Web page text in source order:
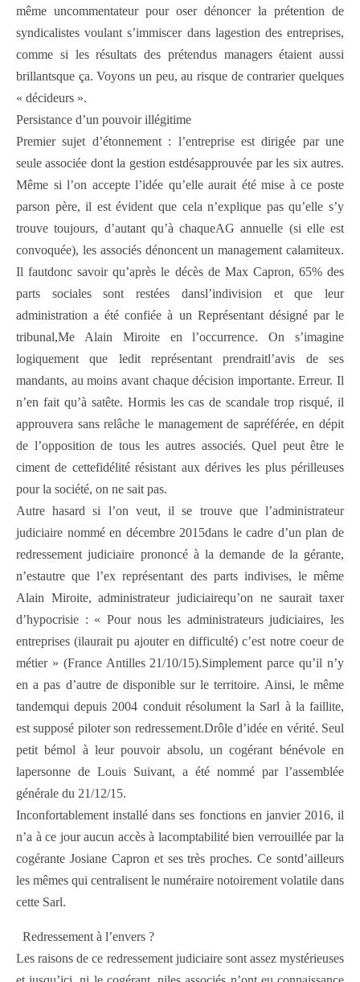
même uncommentateur pour oser dénoncer la prétention de
syndicalistes voulant s’immiscer dans lagestion des entreprises,
comme si les résultats des prétendus managers étaient aussi
brillantsque ça. Voyons un peu, au risque de contrarier quelques
« décideurs ».
Persistance d’un pouvoir illégitime
Premier sujet d’étonnement : l’entreprise est dirigée par une
seule associée dont la gestion estdésapprouvée par les six autres.
Même si l’on accepte l’idée qu’elle aurait été mise à ce poste
parson père, il est évident que cela n’explique pas qu’elle s’y
trouve toujours, d’autant qu’à chaqueAG annuelle (si elle est
convoquée), les associés dénoncent un management calamiteux.
Il fautdonc savoir qu’après le décès de Max Capron, 65% des
parts sociales sont restées dansl’indivision et que leur
administration a été confiée à un Représentant désigné par le
tribunal,Me Alain Miroite en l’occurrence. On s’imagine
logiquement que ledit représentant prendraitl’avis de ses
mandants, au moins avant chaque décision importante. Erreur. Il
n’en fait qu’à satête. Hormis les cas de scandale trop risqué, il
approuvera sans relâche le management de sapréférée, en dépit
de l’opposition de tous les autres associés. Quel peut être le
ciment de cettefidélité résistant aux dérives les plus périlleuses
pour la société, on ne sait pas.
Autre hasard si l’on veut, il se trouve que l’administrateur
judiciaire nommé en décembre 2015dans le cadre d’un plan de
redressement judiciaire prononcé à la demande de la gérante,
n’estautre que l’ex représentant des parts indivises, le même
Alain Miroite, administrateur judiciairequ’on ne saurait taxer
d’hypocrisie : « Pour nous les administrateurs judiciaires, les
entreprises (ilaurait pu ajouter en difficulté) c’est notre coeur de
métier » (France Antilles 21/10/15).Simplement parce qu’il n’y
en a pas d’autre de disponible sur le territoire. Ainsi, le même
tandemqui depuis 2004 conduit résolument la Sarl à la faillite,
est supposé piloter son redressement.Drôle d’idée en vérité. Seul
petit bémol à leur pouvoir absolu, un cogérant bénévole en
lapersonne de Louis Suivant, a été nommé par l’assemblée
générale du 21/12/15.
Inconfortablement installé dans ses fonctions en janvier 2016, il
n’a à ce jour aucun accès à lacomptabilité bien verrouillée par la
cogérante Josiane Capron et ses très proches. Ce sontd’ailleurs
les mêmes qui centralisent le numéraire notoirement volatile dans
cette Sarl.
Redressement à l’envers ?
Les raisons de ce redressement judiciaire sont assez mystérieuses